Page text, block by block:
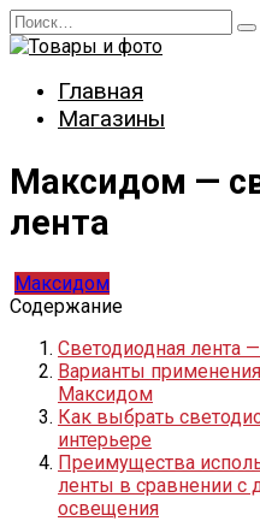
Перейти
к
Search
for:
Главная
Магазины
Максидом —
лента
Максидом
Содержание
Светодиодная лента
Варианты
Максидом
Как выбрать
интерьере
Преимущества
ленты в сравнении с
освещения